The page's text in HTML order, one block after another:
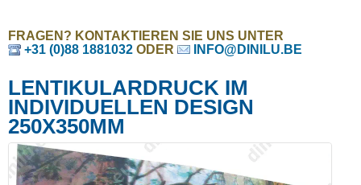
FRAGEN? KONTAKTIEREN SIE UNS UNTER
+31 (0)88 1881032 ODER INFO@DINILU.BE
LENTIKULARDRUCK IM
INDIVIDUELLEN DESIGN
250X350MM